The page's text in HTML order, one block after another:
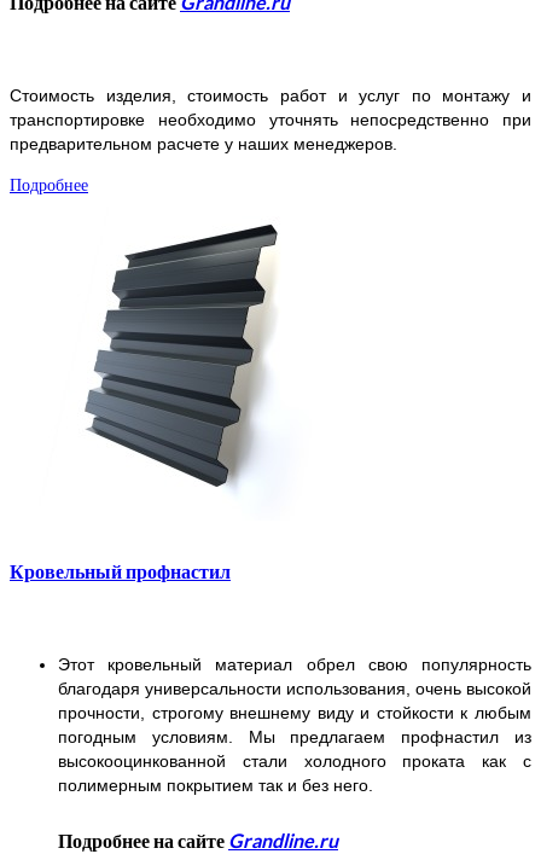
Стоимость изделия, стоимость работ и услуг по монтажу и
транспортировке необходимо уточнять непосредственно при
предварительном расчете у наших менеджеров.
Подробнее
Кровельный профнастил
Этот кровельный материал обрел свою популярность
благодаря универсальности использования, очень высокой
прочности, строгому внешнему виду и стойкости к любым
погодным условиям. Мы предлагаем профнастил из
высокооцинкованной стали холодного проката как с
полимерным покрытием так и без него.
Подробнее на сайте Grandline.ru